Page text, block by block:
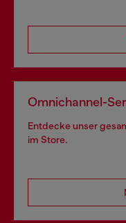
Omnichannel-
Entdecke unser
im Store.